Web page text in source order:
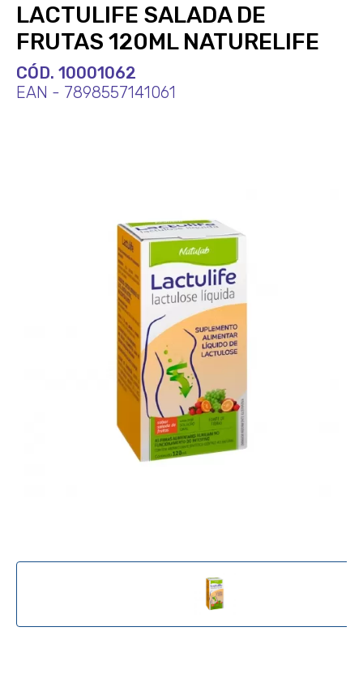
LACTULIFE SALADA DE
FRUTAS 120ML NATURELIFE
CÓD. 10001062
EAN - 7898557141061